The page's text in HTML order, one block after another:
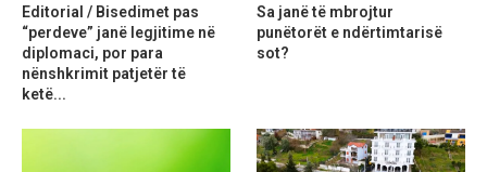
Editorial / Bisedimet pas
“perdeve” janë legjitime në
diplomaci, por para
nënshkrimit patjetër të
ketë...
Sa janë të mbrojtur
punëtorët e ndërtimtarisë
sot?